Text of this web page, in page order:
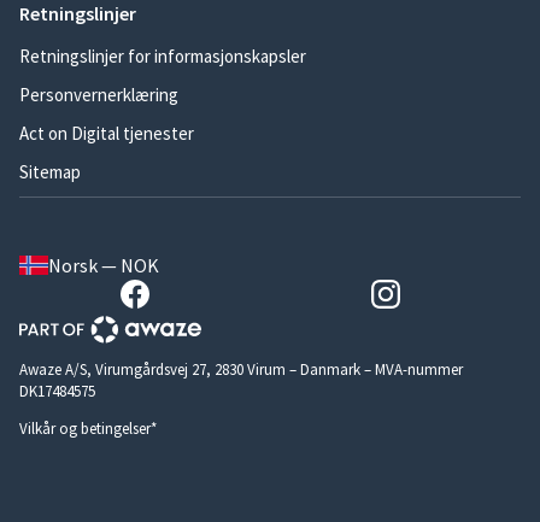
Retningslinjer
Retningslinjer for informasjonskapsler
Personvernerklæring
Act on Digital tjenester
Sitemap
Norsk — NOK
Awaze A/S, Virumgårdsvej 27, 2830 Virum – Danmark – MVA-nummer
DK17484575
Vilkår og betingelser*